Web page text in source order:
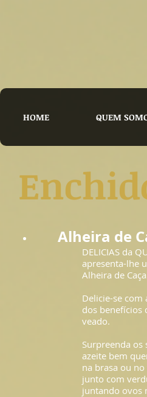
HOME QUEM
Alheira de
DELICIAS da
apresenta-lhe
Alheira de
Delicie-se com
dos benefícios
veado.
Surpreenda os
azeite bem
na brasa ou
junto com
juntando ovos